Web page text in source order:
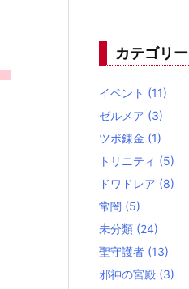
カテゴリー
イベント (11)
ゼルメア (3)
ツボ錬金 (1)
トリニティ (5)
ドワドレア (8)
常闇 (5)
未分類 (24)
聖守護者 (13)
邪神の宮殿 (3)